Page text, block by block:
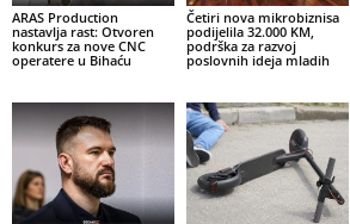
ARAS Production
nastavlja rast: Otvoren
konkurs za nove CNC
operatere u Bihaću
Četiri nova mikrobiznisa
podijelila 32.000 KM,
podrška za razvoj
poslovnih ideja mladih